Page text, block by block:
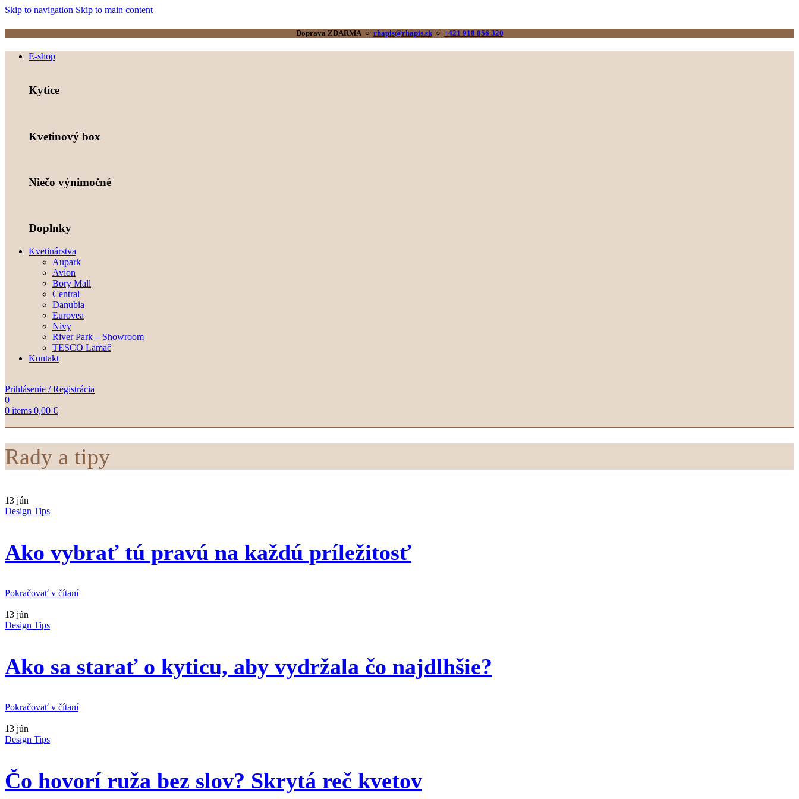
Skip to navigation Skip to main content
Doprava ZDARMA ○ rhapis@rhapis.sk○ +421 918 856 320
E-shop
Kytice
Kvetinový box
Niečo výnimočné
Doplnky
Kvetinárstva
Aupark
Avion
Bory Mall
Central
Danubia
Eurovea
Nivy
River Park – Showroom
TESCO Lamač
Kontakt
Prihlásenie / Registrácia
0
0 items 0,00 €
Rady a tipy
13 jún
Design Tips
Ako vybrať tú pravú na každú príležitosť
Pokračovať v čítaní
13 jún
Design Tips
Ako sa starať o kyticu, aby vydržala čo najdlhšie?
Pokračovať v čítaní
13 jún
Design Tips
Čo hovorí ruža bez slov? Skrytá reč kvetov